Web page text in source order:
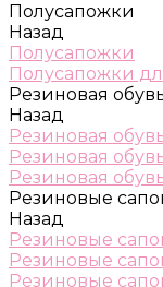
Полусапожки
Назад
Полусапожки
Полусапожки
Резиновая
Назад
Резиновая
Резиновая
Резиновая
Резиновые
Назад
Резиновые
Резиновые
Резиновые